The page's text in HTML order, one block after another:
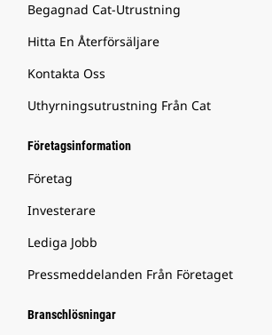
Begagnad Cat-Utrustning
Hitta En Återförsäljare
Kontakta Oss
Uthyrningsutrustning Från Cat
Företagsinformation
Företag
Investerare
Lediga Jobb
Pressmeddelanden Från Företaget
Branschlösningar